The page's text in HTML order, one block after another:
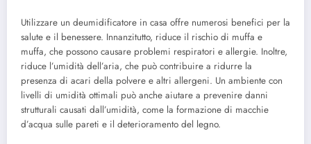
Utilizzare un deumidificatore in casa offre numerosi benefici per la
salute e il benessere. Innanzitutto, riduce il rischio di muffa e
muffa, che possono causare problemi respiratori e allergie. Inoltre,
riduce l’umidità dell’aria, che può contribuire a ridurre la
presenza di acari della polvere e altri allergeni. Un ambiente con
livelli di umidità ottimali può anche aiutare a prevenire danni
strutturali causati dall’umidità, come la formazione di macchie
d’acqua sulle pareti e il deterioramento del legno.